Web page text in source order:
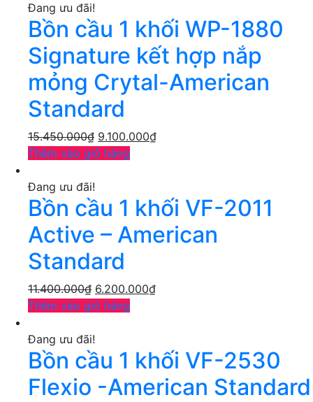
Đang ưu đãi!
Bồn cầu 1 khối WP-1880
Signature kết hợp nắp
mỏng Crytal-American
Standard
15.450.000₫ 9.100.000₫
Thêm vào giỏ hàng
Đang ưu đãi!
Bồn cầu 1 khối VF-2011
Active – American
Standard
11.400.000₫ 6.200.000₫
Thêm vào giỏ hàng
Đang ưu đãi!
Bồn cầu 1 khối VF-2530
Flexio -American Standard